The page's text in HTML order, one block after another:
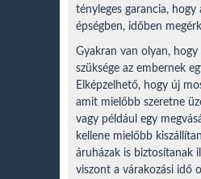
tényleges garancia,
épségben, időben
Gyakran van olyan, hogy
szüksége az embernek
Elképzelhető, hogy új
amit mielőbb szeretne
vagy például egy
kellene mielőbb
áruházak is biztosítanak
viszont a várakozási idő